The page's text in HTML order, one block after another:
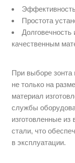
Простота
Долговечность
качественным
При выборе зонта
не только на
материал
службы
изготовленные
стали, что
в эксплуатации.